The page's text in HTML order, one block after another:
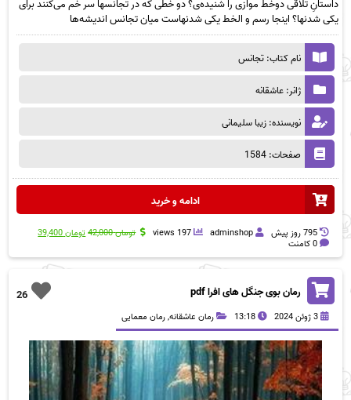
داستانِ تلاقی دوخط موازی را شنیده‌ی؟ دو خطی که در تجانسها سر خم می‌کنند برای
یکی شدنها؟ اینجا رسم و الخط یکی شدنهاست میان تجانس اندیشه‌ها
نام کتاب: تجانس
ژانر: عاشقانه
نویسنده: زیبا سلیمانی
صفحات: 1584
ادامه و خرید
795 روز پيش adminshop
197 views تومان42,000 قیمت
تومان 42,000
تومان39,400 قیمت
تومان
0 کامنت
26 رمان بوی جنگل های افرا pdf
3 ژوئن 2024 13:18 رمان عاشقانه,رمان معمایی